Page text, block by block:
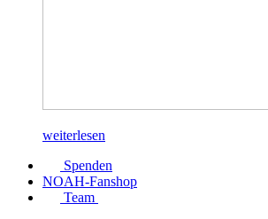
weiterlesen
Spenden
NOAH-Fanshop
Team